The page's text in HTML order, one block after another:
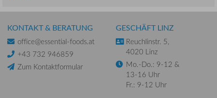
KONTAKT & BERATUNG
office@essential-foods.at
+43 732 946859
Zum Kontaktformular
GESCHÄFT LINZ
Reuchlinstr. 5,
4020 Linz
Mo.-Do.: 9-12 &
13-16 Uhr
Fr.: 9-12 Uhr